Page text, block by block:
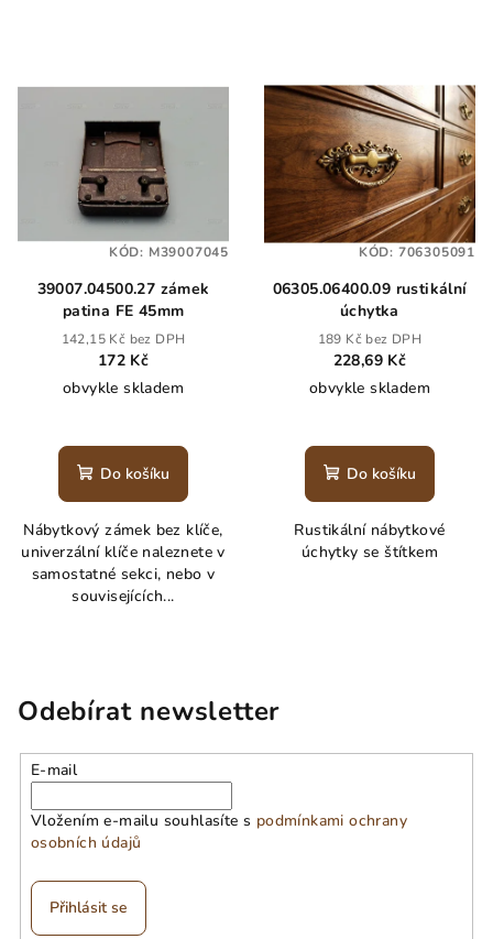
39007.04500.27 zámek
patina FE 45mm
142,15 Kč bez DPH
172 Kč
obvykle skladem
Do košíku
Nábytkový zámek bez klíče,
univerzální klíče naleznete v
samostatné sekci, nebo v
souvisejících...
KÓD: M39007045
06305.06400.09 rustikální
úchytka
189 Kč bez DPH
228,69 Kč
obvykle skladem
Do košíku
Rustikální nábytkové
úchytky se štítkem
KÓD: 706305091
Odebírat newsletter
E-mail
Vložením e-mailu souhlasíte s podmínkami ochrany
osobních údajů
Přihlásit se